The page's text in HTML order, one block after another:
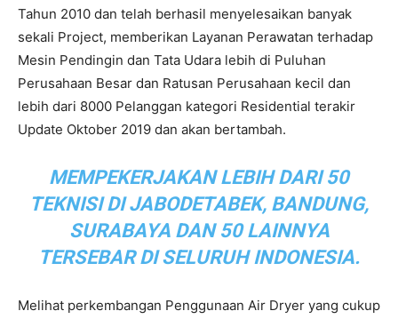
Tahun 2010 dan telah berhasil menyelesaikan banyak
sekali Project, memberikan Layanan Perawatan terhadap
Mesin Pendingin dan Tata Udara lebih di Puluhan
Perusahaan Besar dan Ratusan Perusahaan kecil dan
lebih dari 8000 Pelanggan kategori Residential terakir
Update Oktober 2019 dan akan bertambah.
MEMPEKERJAKAN LEBIH DARI 50
TEKNISI DI JABODETABEK, BANDUNG,
SURABAYA DAN 50 LAINNYA
TERSEBAR DI SELURUH INDONESIA.
Melihat perkembangan Penggunaan Air Dryer yang cukup